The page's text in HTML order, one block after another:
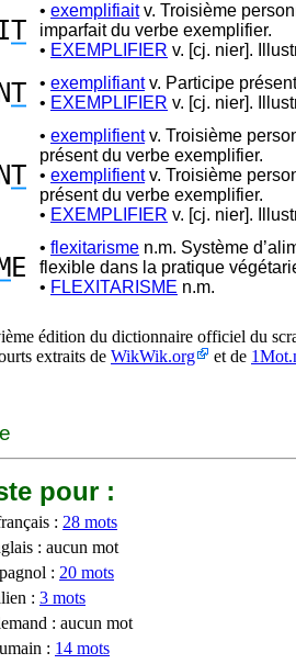
T
• exemplifiaitv. Troisième
imparfait du verbe exemplifier.
• EXEMPLIFIER v. [cj. nier].
T • exemplifiantv. Participe
• EXEMPLIFIER v. [cj. nier].
T
• exemplifientv. Troisième
présent du verbe exemplifier.
• exemplifientv. Troisième
présent du verbe exemplifier.
• EXEMPLIFIER v. [cj. nier].
M E
• flexitarisme n.m. Système
flexible dans la pratique
• FLEXITARISME n.m.
édition du dictionnaire officiel du
extraits de WikWik.org et de
pour :
: 28 mots
: aucun mot
: 20 mots
: 3 mots
: aucun mot
: 14 mots